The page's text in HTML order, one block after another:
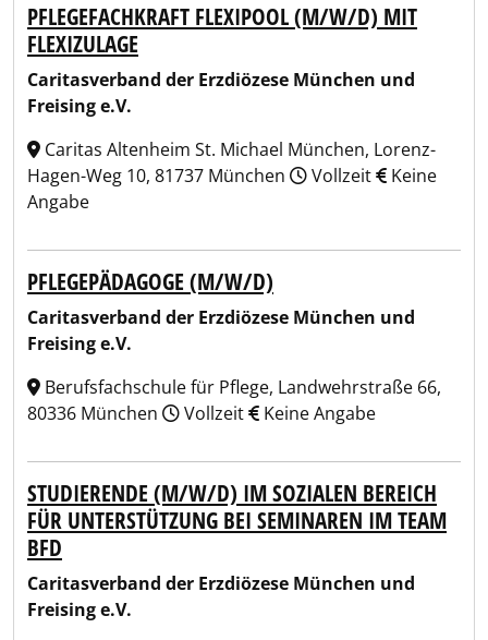
PFLEGEFACHKRAFT FLEXIPOOL (M/W/D) MIT
FLEXIZULAGE
Caritasverband der Erzdiözese München und
Freising e.V.
Caritas Altenheim St. Michael München, Lorenz-
Hagen-Weg 10, 81737 München
Vollzeit
Keine
Angabe
PFLEGEPÄDAGOGE (M/W/D)
Caritasverband der Erzdiözese München und
Freising e.V.
Berufsfachschule für Pflege, Landwehrstraße 66,
80336 München
Vollzeit Keine Angabe
STUDIERENDE (M/W/D) IM SOZIALEN BEREICH
FÜR UNTERSTÜTZUNG BEI SEMINAREN IM TEAM
BFD
Caritasverband der Erzdiözese München und
Freising e.V.